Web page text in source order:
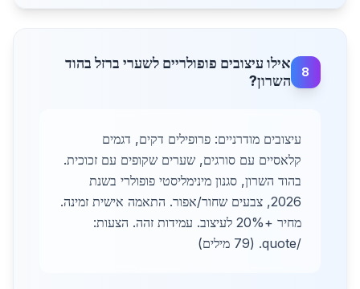
8
אילו עיצובים פופולריים לשערי ברזל בהוד
השרון?
עיצובים מודרניים: פרופילים דקים, דגמים
קלאסיים עם סורגים, שערים שקופים עם זכוכית.
בהוד השרון, סגנון מינימליסטי פופולרי בשנת
2026, צבעים שחור/אפור. התאמה אישית זמינה.
מחיר +20% לעיצוב. עמידות זהה. הצעות:
/quote. (79 מילים)